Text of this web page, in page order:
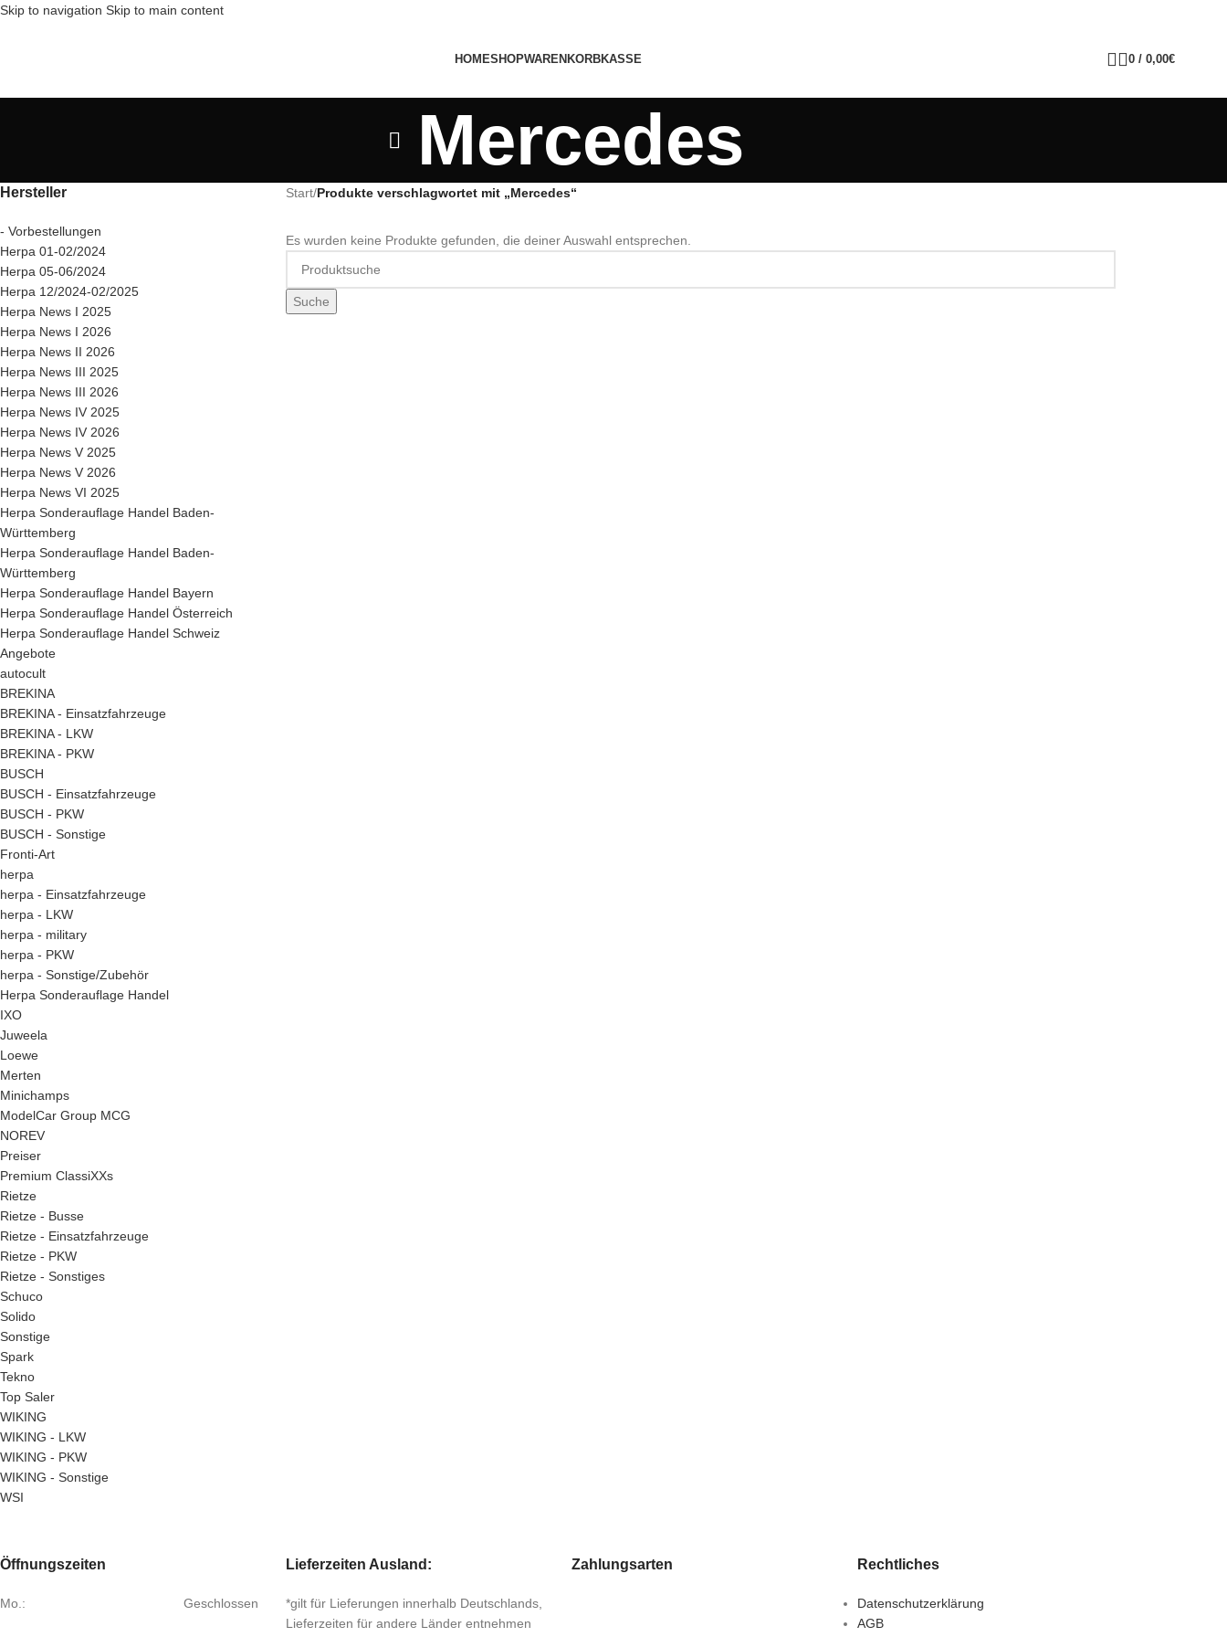
Skip to navigation Skip to main content
HOMESHOPWARENKORBKASSE 0 / 0,00€
Mercedes
Hersteller
- Vorbestellungen
Herpa 01-02/2024
Herpa 05-06/2024
Herpa 12/2024-02/2025
Herpa News I 2025
Herpa News I 2026
Herpa News II 2026
Herpa News III 2025
Herpa News III 2026
Herpa News IV 2025
Herpa News IV 2026
Herpa News V 2025
Herpa News V 2026
Herpa News VI 2025
Herpa Sonderauflage Handel Baden-
Württemberg
Herpa Sonderauflage Handel Baden-
Württemberg
Herpa Sonderauflage Handel Bayern
Herpa Sonderauflage Handel Österreich
Herpa Sonderauflage Handel Schweiz
Angebote
autocult
BREKINA
BREKINA - Einsatzfahrzeuge
BREKINA - LKW
BREKINA - PKW
BUSCH
BUSCH - Einsatzfahrzeuge
BUSCH - PKW
BUSCH - Sonstige
Fronti-Art
herpa
herpa - Einsatzfahrzeuge
herpa - LKW
herpa - military
herpa - PKW
herpa - Sonstige/Zubehör
Herpa Sonderauflage Handel
IXO
Juweela
Loewe
Merten
Minichamps
ModelCar Group MCG
NOREV
Preiser
Premium ClassiXXs
Rietze
Rietze - Busse
Rietze - Einsatzfahrzeuge
Rietze - PKW
Rietze - Sonstiges
Schuco
Solido
Sonstige
Spark
Tekno
Top Saler
WIKING
WIKING - LKW
WIKING - PKW
WIKING - Sonstige
WSI
Start/Produkte verschlagwortet mit „Mercedes“
Es wurden keine Produkte gefunden, die deiner Auswahl entsprechen.
Suche
Öffnungszeiten
Mo.: Geschlossen
Lieferzeiten Ausland:
*gilt für Lieferungen innerhalb Deutschlands,
Lieferzeiten für andere Länder entnehmen
Zahlungsarten Rechtliches
Datenschutzerklärung
AGB